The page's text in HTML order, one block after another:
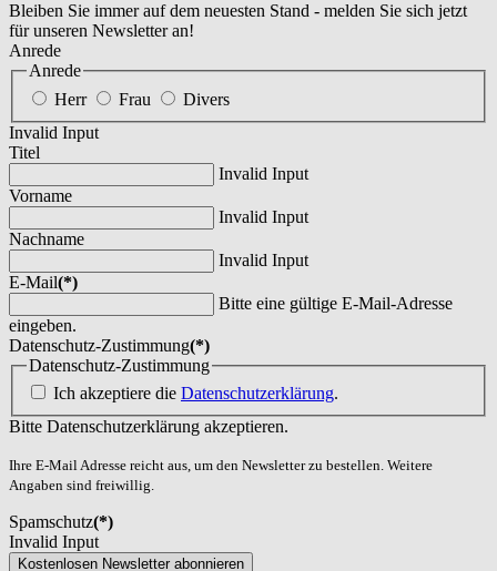
Bleiben Sie immer auf dem neuesten Stand - melden Sie sich jetzt
für unseren Newsletter an!
Anrede
Anrede
Herr
Frau
Divers
Invalid Input
Titel
Invalid Input
Vorname
Invalid Input
Nachname
Invalid Input
E-Mail(*)
Bitte eine gültige E-Mail-Adresse
eingeben.
Datenschutz-Zustimmung(*)
Datenschutz-Zustimmung
Ich akzeptiere die Datenschutzerklärung.
Bitte Datenschutzerklärung akzeptieren.
Ihre E-Mail Adresse reicht aus, um den Newsletter zu bestellen. Weitere
Angaben sind freiwillig.
Spamschutz(*)
Invalid Input
Kostenlosen Newsletter abonnieren